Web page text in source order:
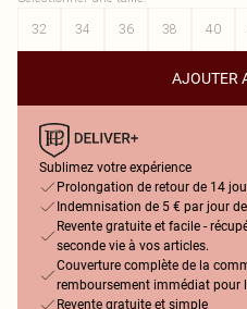
32
34 36 38 40
AJOUTER
Sublimez votre expérience
Prolongation de retour de 14
Indemnisation de 5 € par jour
Revente gratuite et facile -
seconde vie à vos articles.
Couverture complète de la
remboursement immédiat pour
Revente gratuite et simple